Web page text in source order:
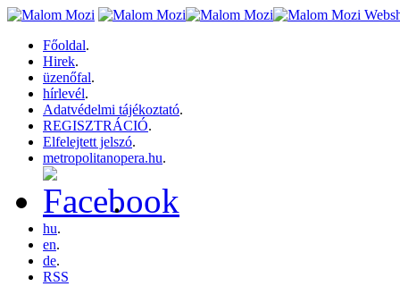
Főoldal.
Hirek.
üzenőfal.
hírlevél.
Adatvédelmi tájékoztató.
REGISZTRÁCIÓ.
Elfelejtett jelszó.
metropolitanopera.hu.
.
hu.
en.
de.
RSS